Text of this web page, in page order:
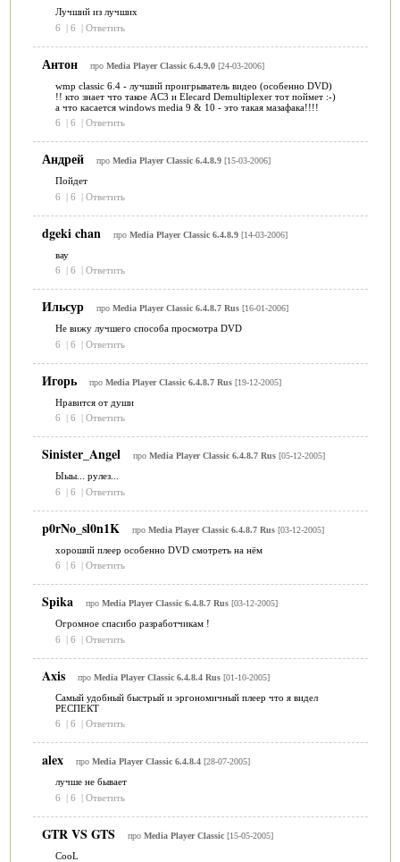
Лучший из лучших
6
| 6 | Ответить
Антон про Media Player Classic 6.4.9.0[24-03-2006]
wmp classic 6.4 - лучший проигрыватель видео (особенно DVD)
!! кто знает что такое AC3 и Elecard Demultiplexer тот поймет :-)
а что касается windows media 9 & 10 - это такая мазафака!!!!
6
| 6 | Ответить
Андрей про Media Player Classic 6.4.8.9[15-03-2006]
Пойдет
6
| 6 | Ответить
dgeki chan про Media Player Classic 6.4.8.9[14-03-2006]
вау
6
| 6 | Ответить
Ильсур про Media Player Classic 6.4.8.7 Rus[16-01-2006]
Не вижу лучшего способа просмотра DVD
6
| 6 | Ответить
Игорь про Media Player Classic 6.4.8.7 Rus[19-12-2005]
Нравится от души
6
| 6 | Ответить
Sinister_Angel про Media Player Classic 6.4.8.7 Rus[05-12-2005]
Ыыы... рулез...
6
| 6 | Ответить
p0rNo_sl0n1K про Media Player Classic 6.4.8.7 Rus[03-12-2005]
хороший плеер особенно DVD смотреть на нём
6
| 6 | Ответить
Spika про Media Player Classic 6.4.8.7 Rus[03-12-2005]
Огромное спасибо разработчикам !
6
| 6 | Ответить
Axis про Media Player Classic 6.4.8.4 Rus[01-10-2005]
Самый удобный быстрый и эргономичный плеер что я видел
РЕСПЕКТ
6
| 6 | Ответить
alex про Media Player Classic 6.4.8.4[28-07-2005]
лучше не бывает
6
| 6 | Ответить
GTR VS GTS про Media Player Classic [15-05-2005]
CooL